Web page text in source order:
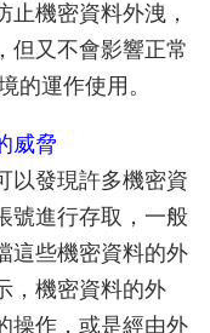
機密資料外洩，
但又不會影響正常
的運作使用。
威脅
以發現許多機密資
號進行存取，一般
這些機密資料的外
，機密資料的外
操作，或是經由外